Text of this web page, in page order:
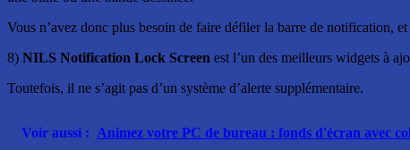
Vous n’avez donc plus besoin de faire défiler la barre de notification,
8) NILS Notification Lock Screen est l’un des meilleurs widgets à
Toutefois, il ne s’agit pas d’un système d’alerte supplémentaire.
Voir aussi : Animez votre PC de bureau : fonds d'écran avec